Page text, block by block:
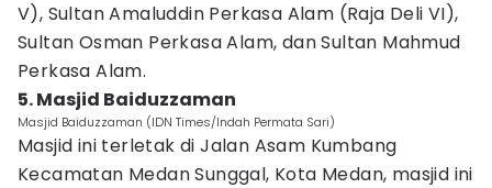
V), Sultan Amaluddin Perkasa Alam (Raja Deli VI),
Sultan Osman Perkasa Alam, dan Sultan Mahmud
Perkasa Alam.
5. Masjid Baiduzzaman
Masjid Baiduzzaman (IDN Times/Indah Permata Sari)
Masjid ini terletak di Jalan Asam Kumbang
Kecamatan Medan Sunggal, Kota Medan, masjid ini